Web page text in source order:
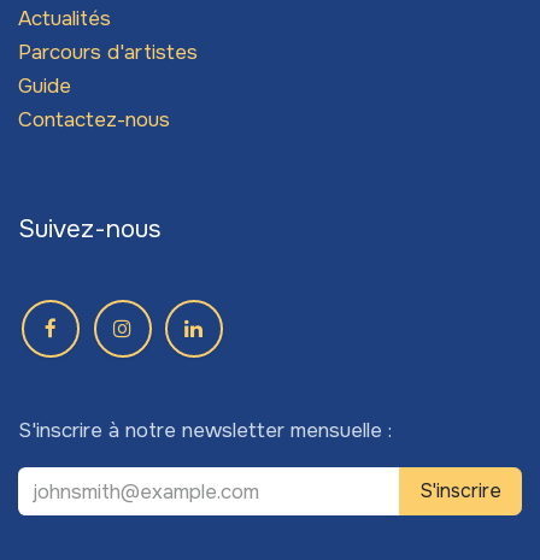
Actualités
Parcours d'artistes
Guide
Contactez-nous
Suivez-nous
S'inscrire à notre newsletter mensuelle :
S'inscrire